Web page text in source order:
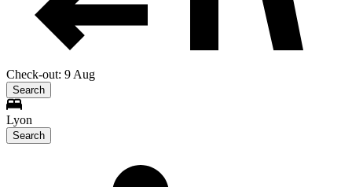
Check-out: 9 Aug
Search
Lyon
Search